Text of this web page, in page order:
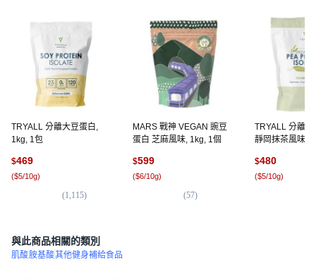
TRYALL 分離大豆蛋白,
1kg, 1包
$469
($5/10g)
(1,115)
MARS 戰神 VEGAN 豌豆
蛋白 芝麻風味, 1kg, 1個
$599
($6/10g)
(57)
TRYALL 分離
靜岡抹茶風味,
$480
($5/10g)
與此商品相關的類別
肌酸胺基酸其他健身補給食品